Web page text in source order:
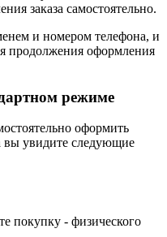
заказа самостоятельно.
и номером телефона, и
продолжения оформления
режиме
оформить
вы увидите следующие
покупку - физического